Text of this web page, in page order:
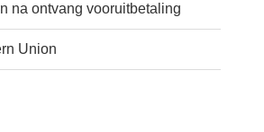
na ontvang vooruitbetaling
Union